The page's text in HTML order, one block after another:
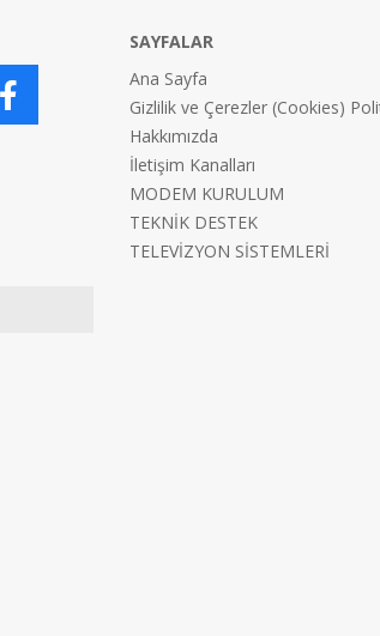
SAYFALAR
Ana Sayfa
Gizlilik ve Çerezler (Cookies)
Hakkımızda
İletişim Kanalları
MODEM KURULUM
TEKNİK DESTEK
TELEVİZYON SİSTEMLERİ